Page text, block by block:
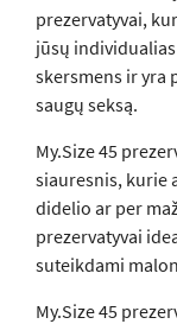
prezervatyvai,
jūsų individualias
skersmens ir yra
saugų seksą.
My.Size 45
siauresnis, kurie
didelio ar per
prezervatyvai
suteikdami
My.Size 45